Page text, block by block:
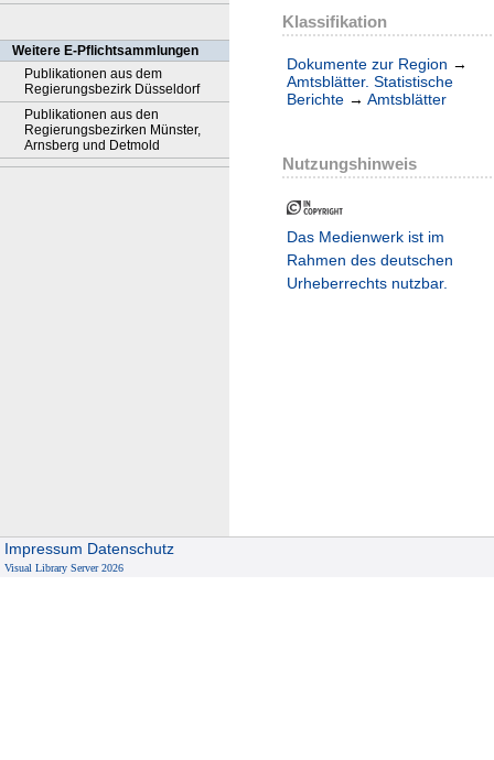
Weitere E-Pflichtsammlungen
Publikationen aus dem
Regierungsbezirk Düsseldorf
Publikationen aus den
Regierungsbezirken Münster,
Arnsberg und Detmold
Klassifikation
Dokumente zur Region →
Amtsblätter. Statistische
Berichte → Amtsblätter
Nutzungshinweis
Das Medienwerk ist im
Rahmen des deutschen
Urheberrechts nutzbar.
Impressum Datenschutz
Visual Library Server 2026